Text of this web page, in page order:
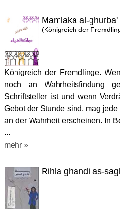
Mamlaka al-ghurba'
(Königreich der
Königreich der Fremdlinge.
noch an Wahrheitsfindung
Schriftsteller ist und wenn
Gebot der Stunde sind, mag
an der Wahrheit erscheinen. In
...
mehr »
Rihla ghandi as-